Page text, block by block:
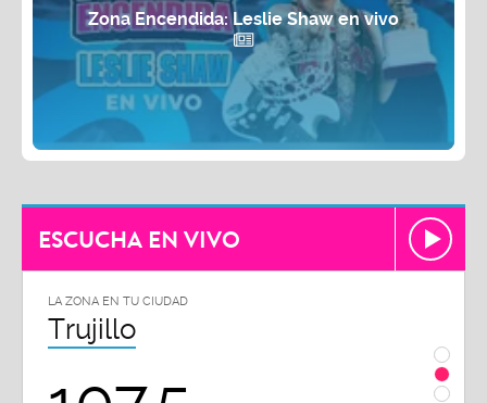
Zona Encendida: Leslie Shaw en vivo
ESCUCHA EN VIVO
LA ZONA EN TU CIUDAD
Trujillo